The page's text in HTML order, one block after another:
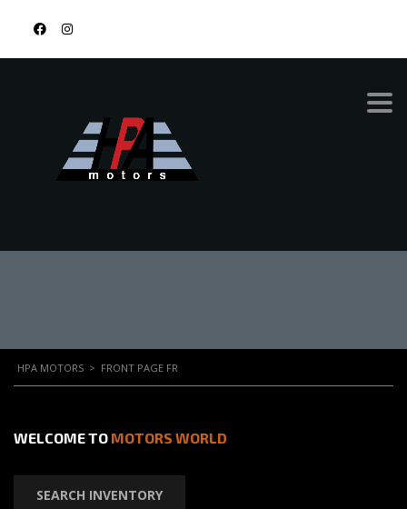
HPA MOTORS > FRONT PAGE FR
WELCOME TO MOTORS WORLD
SEARCH INVENTORY